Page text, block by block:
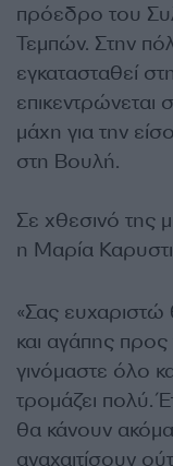
πρόεδρο του
Τεμπών. Στην
εγκατασταθεί
επικεντρώνεται
μάχη για την
στη Βουλή.
Σε χθεσινό της
η Μαρία
«Σας ευχαριστώ
και αγάπης
γινόμαστε όλο
τρομάζει πολύ.
θα κάνουν
αναχαιτίσουν